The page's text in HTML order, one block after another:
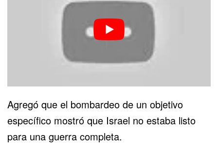
Agregó que el bombardeo de un objetivo
específico mostró que Israel no estaba listo
para una guerra completa.